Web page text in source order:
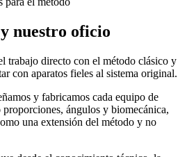
nuestro oficio
trabajo directo con el método clásico y
con aparatos fieles al sistema original.
y fabricamos cada equipo de
proporciones, ángulos y biomecánica,
una extensión del método y no